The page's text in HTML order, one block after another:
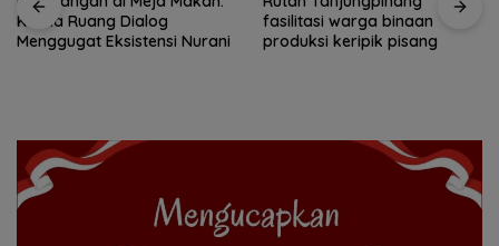
Ketika Ruang Dialog
Menggugat Eksistensi Nurani
fasilitasi warga binaan
produksi keripik pisang